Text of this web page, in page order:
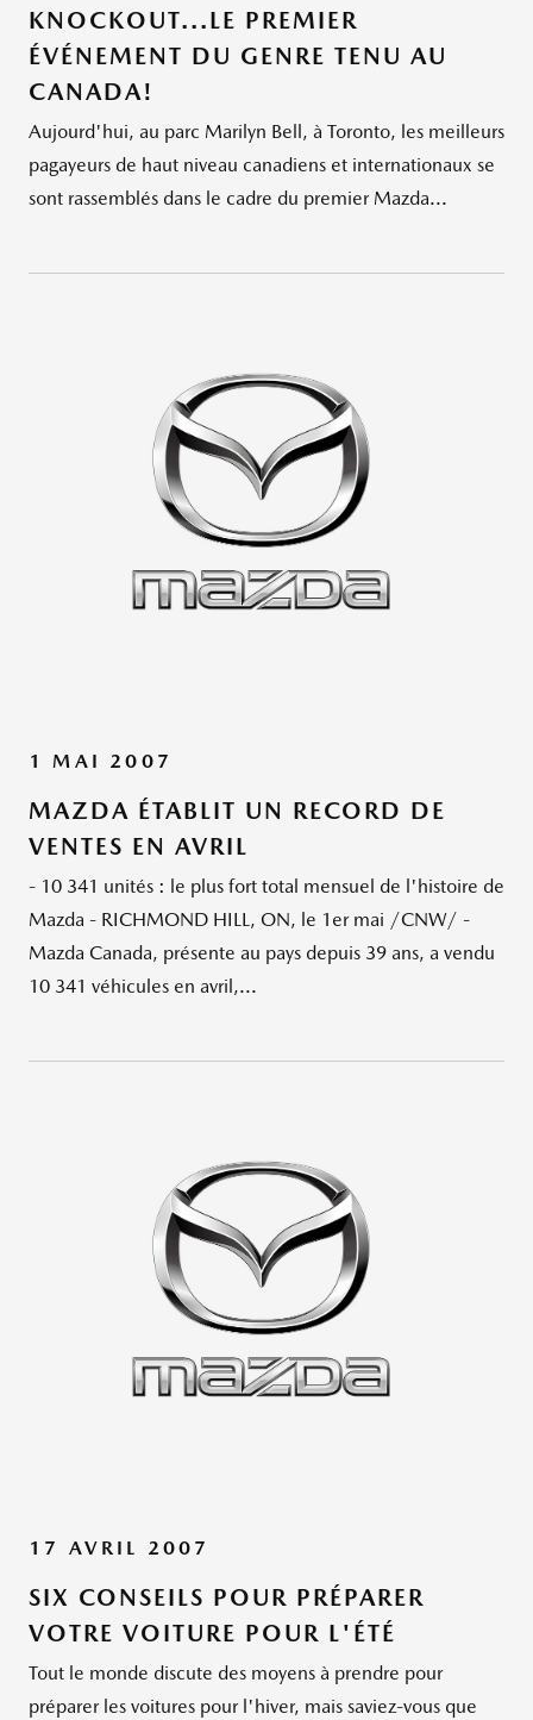
KNOCKOUT...LE PREMIER
ÉVÉNEMENT DU GENRE TENU AU
CANADA!
Aujourd'hui, au parc Marilyn Bell, à Toronto, les meilleurs
pagayeurs de haut niveau canadiens et internationaux se
sont rassemblés dans le cadre du premier Mazda...
1 MAI 2007
MAZDA ÉTABLIT UN RECORD DE
VENTES EN AVRIL
- 10 341 unités : le plus fort total mensuel de l'histoire de
Mazda - RICHMOND HILL, ON, le 1er mai /CNW/ -
Mazda Canada, présente au pays depuis 39 ans, a vendu
10 341 véhicules en avril,...
17 AVRIL 2007
SIX CONSEILS POUR PRÉPARER
VOTRE VOITURE POUR L'ÉTÉ
Tout le monde discute des moyens à prendre pour
préparer les voitures pour l'hiver, mais saviez-vous que